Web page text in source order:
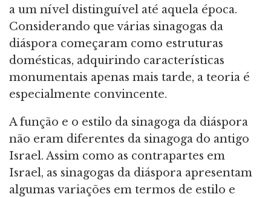
a um nível distinguível até aquela época.
Considerando que várias sinagogas da
diáspora começaram como estruturas
domésticas, adquirindo características
monumentais apenas mais tarde, a teoria é
especialmente convincente.
A função e o estilo da sinagoga da diáspora
não eram diferentes da sinagoga do antigo
Israel. Assim como as contrapartes em
Israel, as sinagogas da diáspora apresentam
algumas variações em termos de estilo e